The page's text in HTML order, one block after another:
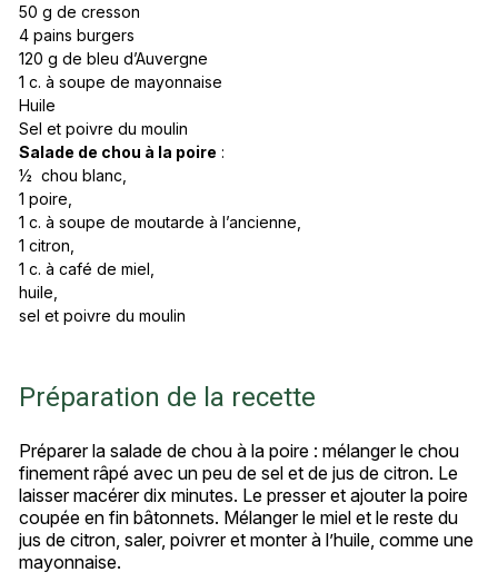
50 g de cresson
4 pains burgers
120 g de bleu d’Auvergne
1 c. à soupe de mayonnaise
Huile
Sel et poivre du moulin
Salade de chou à la poire :
½ chou blanc,
1 poire,
1 c. à soupe de moutarde à l’ancienne,
1 citron,
1 c. à café de miel,
huile,
sel et poivre du moulin
Préparation de la recette
Préparer la salade de chou à la poire : mélanger le chou
finement râpé avec un peu de sel et de jus de citron. Le
laisser macérer dix minutes. Le presser et ajouter la poire
coupée en fin bâtonnets. Mélanger le miel et le reste du
jus de citron, saler, poivrer et monter à l’huile, comme une
mayonnaise.